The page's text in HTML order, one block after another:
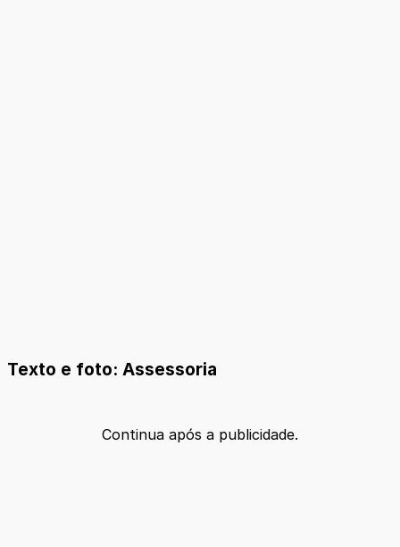
Texto e foto: Assessoria
Continua após a publicidade.